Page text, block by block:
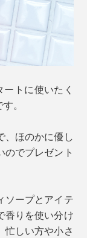
トに使いたく
。
、ほのかに優し
のでプレゼント
ソープとアイテ
香りを使い分け
忙しい方や小さ